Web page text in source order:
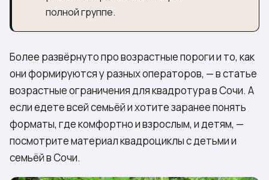
полной группе.
Более развёрнуто про возрастные пороги и то, как
они формируются у разных операторов, — в статье
возрастные ограничения для квадротура в Сочи. А
если едете всей семьёй и хотите заранее понять
форматы, где комфортно и взрослым, и детям, —
посмотрите материалквадроциклы с детьми и
семьёй в Сочи.